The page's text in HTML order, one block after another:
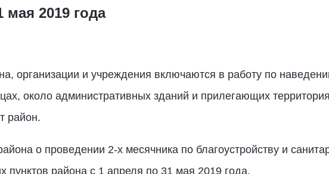
мая 2019 года
организации и учреждения включаются в работу по
около административных зданий и прилегающих
район.
о проведении 2-х месячника по благоустройству и
пунктов района с 1 апреля по 31 мая 2019 года.